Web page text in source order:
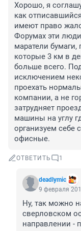
Хорошо, я
как
имеют право
Форумах эти
маратели бумаги,
которые 3 км в
больше всего.
исключением
проехать
компании, а не
затрудняет
машины на углу
организуем себе
офисные.
ОТВЕТИТЬ 1
deadlymic
9 февраля
Ну, так можно
сверловском
направлении -